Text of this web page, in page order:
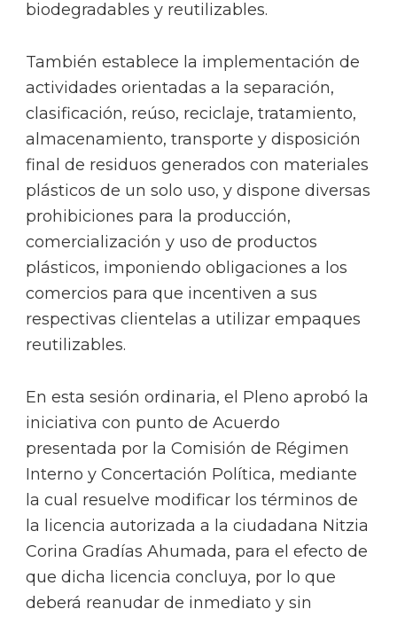
biodegradables y reutilizables.
También establece la implementación de
actividades orientadas a la separación,
clasificación, reúso, reciclaje, tratamiento,
almacenamiento, transporte y disposición
final de residuos generados con materiales
plásticos de un solo uso, y dispone diversas
prohibiciones para la producción,
comercialización y uso de productos
plásticos, imponiendo obligaciones a los
comercios para que incentiven a sus
respectivas clientelas a utilizar empaques
reutilizables.
En esta sesión ordinaria, el Pleno aprobó la
iniciativa con punto de Acuerdo
presentada por la Comisión de Régimen
Interno y Concertación Política, mediante
la cual resuelve modificar los términos de
la licencia autorizada a la ciudadana Nitzia
Corina Gradías Ahumada, para el efecto de
que dicha licencia concluya, por lo que
deberá reanudar de inmediato y sin